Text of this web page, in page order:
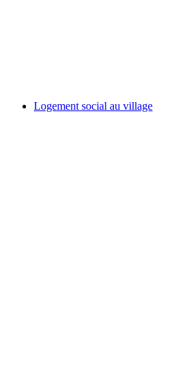
Logement social au village